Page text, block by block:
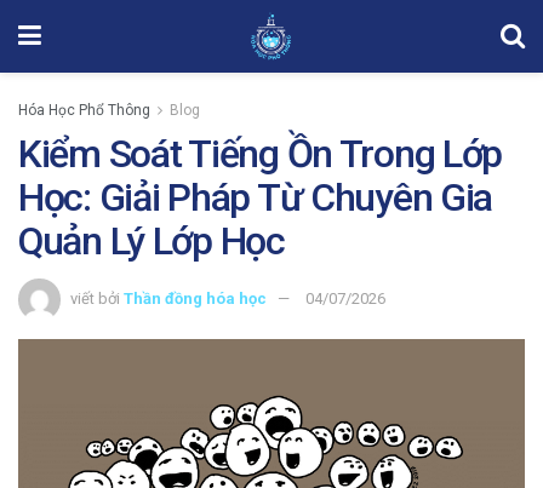
Hóa Học Phổ Thông Blog
Kiểm Soát Tiếng Ồn Trong Lớp
Học: Giải Pháp Từ Chuyên Gia
Quản Lý Lớp Học
viết bởi Thần đồng hóa học 04/07/2026